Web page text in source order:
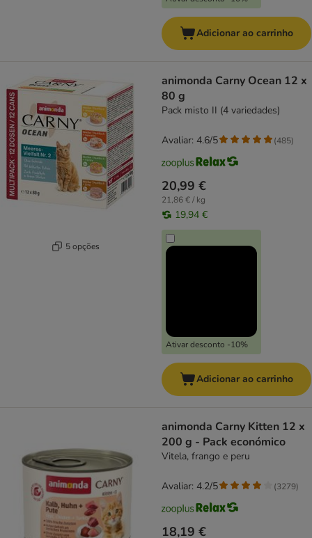
Adicionar ao carrinho
5 opções
animonda Carny Ocean 12 x
80 g
Pack misto II (4 variedades)
20,99 €
21,86 € / kg
19,94 €
Ativar desconto -10%
Avaliar: 4.6/5 (485)
Adicionar ao carrinho
animonda Carny Kitten 12 x
200 g - Pack económico
Vitela, frango e peru
18,19 €
Avaliar: 4.2/5 (3279)